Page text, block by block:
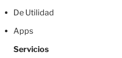
De Utilidad
Apps
Servicios